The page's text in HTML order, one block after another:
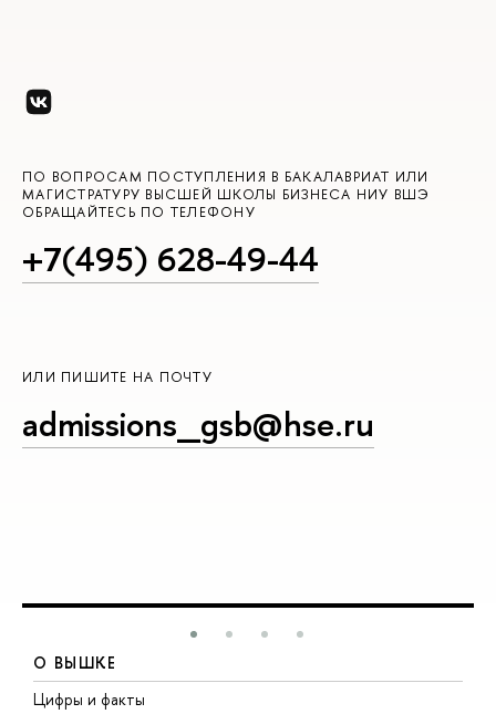
ПО ВОПРОСАМ ПОСТУПЛЕНИЯ В БАКАЛАВРИАТ ИЛИ
МАГИСТРАТУРУ ВЫСШЕЙ ШКОЛЫ БИЗНЕСА НИУ ВШЭ
ОБРАЩАЙТЕСЬ ПО ТЕЛЕФОНУ
+7(495) 628-49-44
ИЛИ ПИШИТЕ НА ПОЧТУ
admissions_gsb@hse.ru
О ВЫШКЕ
Цифры и факты